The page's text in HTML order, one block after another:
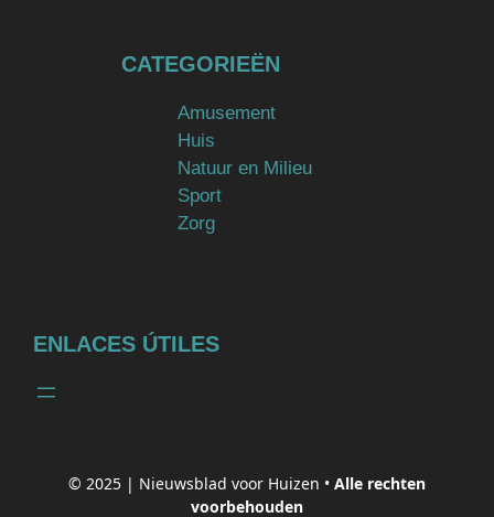
CATEGORIEËN
Amusement
Huis
Natuur en Milieu
Sport
Zorg
ENLACES ÚTILES
© 2025 | Nieuwsblad voor Huizen • Alle rechten
voorbehouden